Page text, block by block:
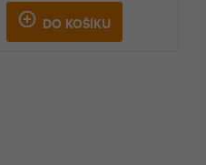
DO KOŠÍKU